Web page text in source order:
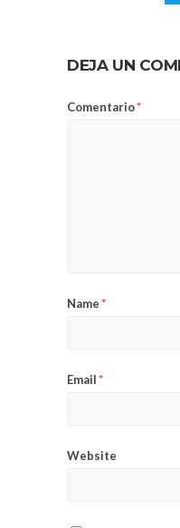
DEJA UN
Comentario*
Name*
Email*
Website